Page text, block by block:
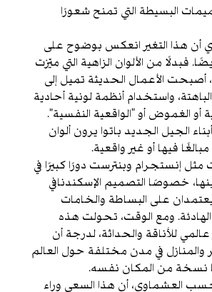
البسيطة التي تمنح شعورًا
أن هذا التغير انعكس بوضوح على
فبدلًا من الألوان الزاهية التي ميّزت
أصبحت الأعمال الحديثة تميل إلى
واستخدام أنظمة لونية أحادية
أو الغموض أو “الواقعية النفسية”.
الجيل الجديد باتوا يرون ألوان
فيها أو غير واقعية.
إنستجرام وبنترست دورًا كبيرًا في
خصوصًا التصميم الإسكندنافي
يعتمدان على البساطة والخامات
الهادئة. ومع الوقت، تحولت هذه
عالمي للأناقة والحداثة، لدرجة أن
والمنازل في مدن مختلفة حول العالم
نسخة من المكان نفسه.
العشماوي، أن هذا السعي وراء